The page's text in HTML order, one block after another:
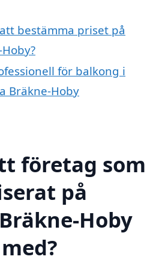
bestämma priset på
för balkong i
Bräkne-Hoby
företag som
på
Hoby